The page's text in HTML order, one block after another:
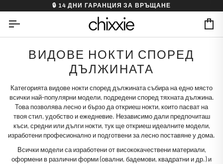
to
content
⭐ НАД 5,000 ДОВОЛНИ КЛИЕНТКИ
ВИДОВЕ НОКТИ СПОРЕД
ДЪЛЖИНАТА
Категорията видове нокти според дължината събира на едно място
всички най-популярни модели, подредени според тяхната дължина.
Това позволява лесно и бързо да откриеш нокти, които пасват на
твоя стил, удобство и ежедневие. Независимо дали предпочиташ
къси, средни или дълги нокти, тук ще откриеш идеалните модели,
изработени професионално и подготвени за лесно поставяне у дома.
Всички модели са изработени от висококачествени материали,
оформени в различни форми (овални, бадемови, квадратни и др.) и